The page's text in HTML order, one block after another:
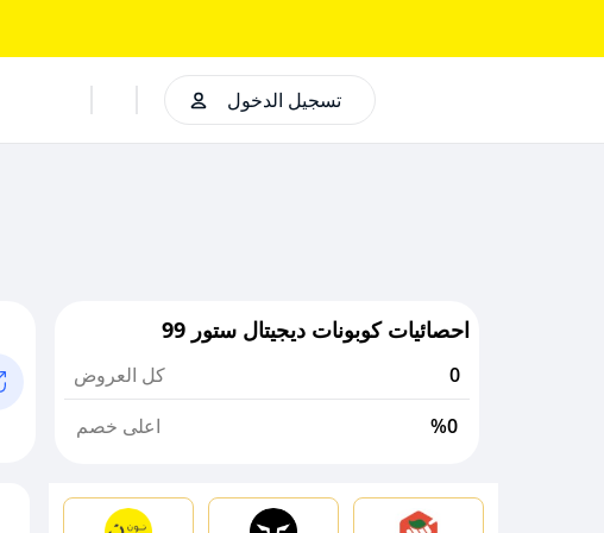
تسجيل الدخول
احصائيات كوبونات ديجيتال ستور 99
كل العروض
0
اعلى خصم
%0